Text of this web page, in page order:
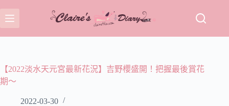
至
主
容【2022淡水天元宮最新花況】吉野櫻盛開！把握最後賞花
期～
2022-03-30